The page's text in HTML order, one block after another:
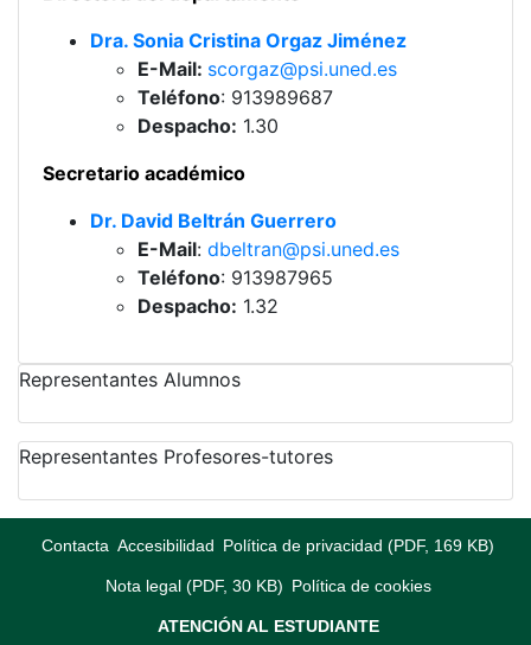
Dra. Sonia Cristina Orgaz Jiménez
E-Mail: scorgaz@psi.uned.es
Teléfono: 913989687
Despacho: 1.30
Secretario académico
Dr. David Beltrán Guerrero
E-Mail: dbeltran@psi.uned.es
Teléfono: 913987965
Despacho: 1.32
Representantes Alumnos
Representantes Profesores-tutores
Contacta Accesibilidad Política de privacidad (PDF, 169 KB)
Nota legal (PDF, 30 KB) Política de cookies
ATENCIÓN AL ESTUDIANTE